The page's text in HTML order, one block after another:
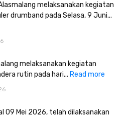
melaksanakan kegiatan
drumband pada Selasa, 9 Juni...
melaksanakan kegiatan
rutin pada hari... Read more
09 Mei 2026, telah dilaksanakan